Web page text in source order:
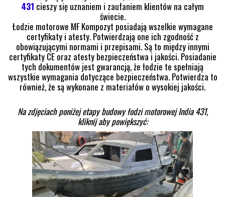
431 cieszy się uznaniem i zaufaniem klientów na całym
świecie.
Łodzie motorowe MF Kompozyt posiadają wszelkie wymagane
certyfikaty i atesty. Potwierdzają one ich zgodność z
obowiązującymi normami i przepisami. Są to między innymi
certyfikaty CE oraz atesty bezpieczeństwa i jakości. Posiadanie
tych dokumentów jest gwarancją, że łodzie te spełniają
wszystkie wymagania dotyczące bezpieczeństwa. Potwierdza to
również, że są wykonane z materiałów o wysokiej jakości.
Na zdjęciach poniżej etapy budowy łodzi motorowej India 431,
kliknij aby powiększyć: